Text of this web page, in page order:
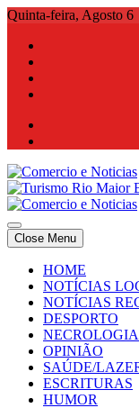
Skip
content
Quinta-feira, Agosto 6
Comercio e Noticias
Notícias e Publicidade
Comercio e Noticias
Notícias e Publicidade
Close Menu
HOME
NOTÍCIAS
NOTÍCIAS
DESPORTO
NECROLOGIA
OPINIÃO
SAÚDE/
ESCRITURAS
HUMOR